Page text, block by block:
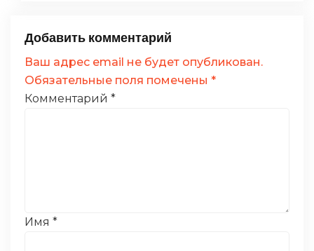
Добавить комментарий
Ваш адрес email не будет опубликован.
Обязательные поля помечены *
Комментарий *
Имя *